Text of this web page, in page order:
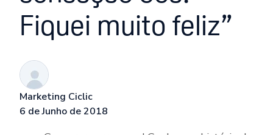
Fiquei muito feliz”
Marketing Ciclic
6 de Junho de 2018